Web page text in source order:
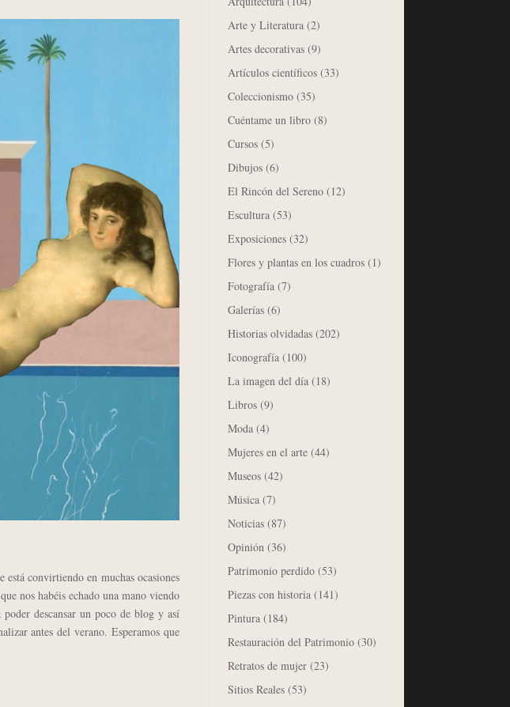
convirtiendo en muchas ocasiones
nos habéis echado una mano viendo
descansar un poco de blog y así
antes del verano. Esperamos que
Arte y Literatura (2)
Artes decorativas (9)
Artículos científicos (33)
Coleccionismo (35)
Cuéntame un libro (8)
Cursos (5)
Dibujos (6)
El Rincón del Sereno (12)
Escultura (53)
Exposiciones (32)
Flores y plantas en los cuadros (1)
Fotografía (7)
Galerías (6)
Historias olvidadas (202)
Iconografía (100)
La imagen del día (18)
Libros (9)
Moda (4)
Mujeres en el arte (44)
Museos (42)
Música (7)
Noticias (87)
Opinión (36)
Patrimonio perdido (53)
Piezas con historia (141)
Pintura (184)
Restauración del Patrimonio (30)
Retratos de mujer (23)
Sitios Reales (53)